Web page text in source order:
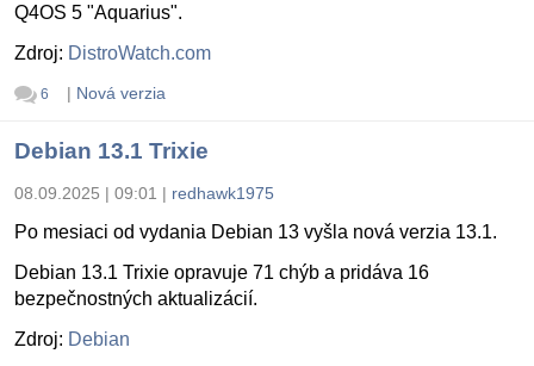
Q4OS 5 "Aquarius".
Zdroj: DistroWatch.com
6 | Nová verzia
Debian 13.1 Trixie
08.09.2025 | 09:01 | redhawk1975
Po mesiaci od vydania Debian 13 vyšla nová verzia 13.1.
Debian 13.1 Trixie opravuje 71 chýb a pridáva 16
bezpečnostných aktualizácií.
Zdroj: Debian